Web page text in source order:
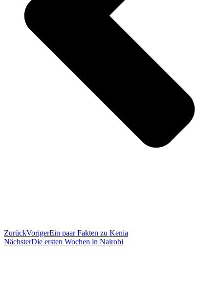
ZurückVorigerEin paar Fakten zu Kenia
NächsterDie ersten Wochen in Nairobi